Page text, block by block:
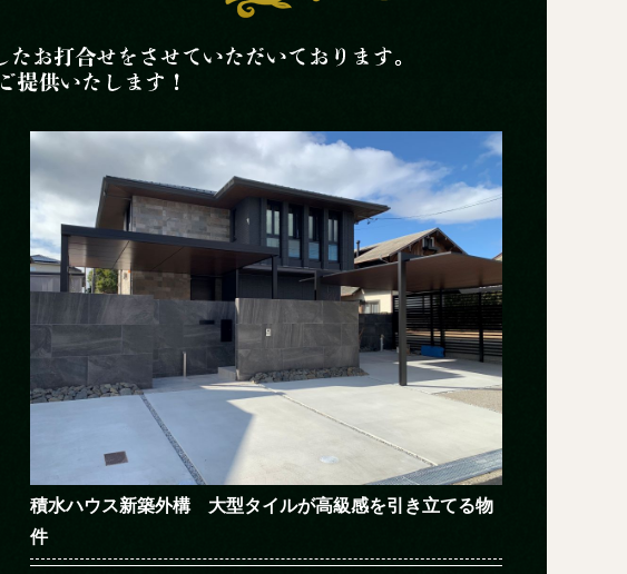
積水ハウス新築外構 大型タイルが高級感を引き立てる物
件